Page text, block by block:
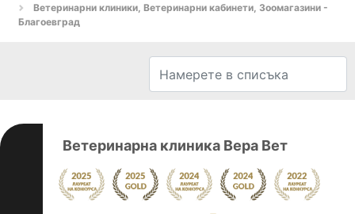
Ветеринарни клиники, Ветеринарни кабинети, Зоомагазини -
Благоевград
Ветеринарна клиника Вера Вет